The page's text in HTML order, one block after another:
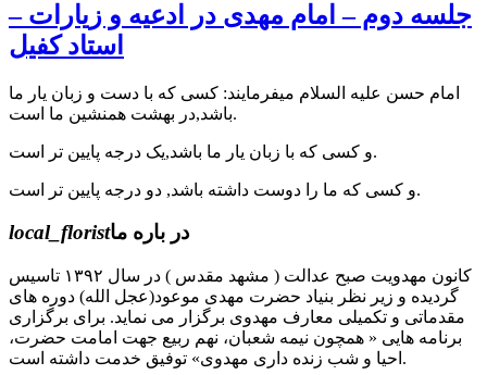
جلسه دوم – امام مهدی در ادعیه و زیارات –
استاد کفیل
امام حسن علیه السلام میفرمایند: کسی که با دست و زبان یار ما
باشد,در بهشت همنشین ما است.
و کسی که با زبان یار ما باشد,یک درجه پایین تر است.
و کسی که ما را دوست داشته باشد, دو درجه پایین تر است.
local_floristدر باره ما
کانون مهدویت صبح عدالت ( مشهد مقدس ) در سال ۱۳۹۲ تاسیس
گردیده و زیر نظر بنیاد حضرت مهدی موعود(عجل الله) دوره های
مقدماتی و تکمیلی معارف مهدوی برگزار می نماید. برای برگزاری
برنامه هایی « همچون نیمه شعبان، نهم ربیع جهت امامت حضرت،
احیا و شب زنده داری مهدوی» توفیق خدمت داشته است.